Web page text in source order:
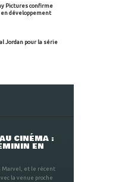
Pictures confirme
développement
Jordan pour la série
CINÉMA :
EN
Marvel, et le récent
la venue proche